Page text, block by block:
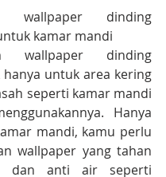
wallpaper dinding
kamar mandi
wallpaper dinding
untuk area kering
seperti kamar mandi
Hanya
mandi, kamu perlu
wallpaper yang tahan
dan anti air seperti